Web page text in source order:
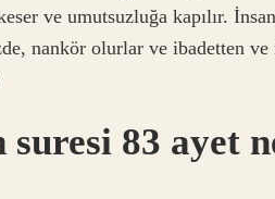
ve umutsuzluğa kapılır.
nankör olurlar ve ibadetten ve
suresi 83 ayet